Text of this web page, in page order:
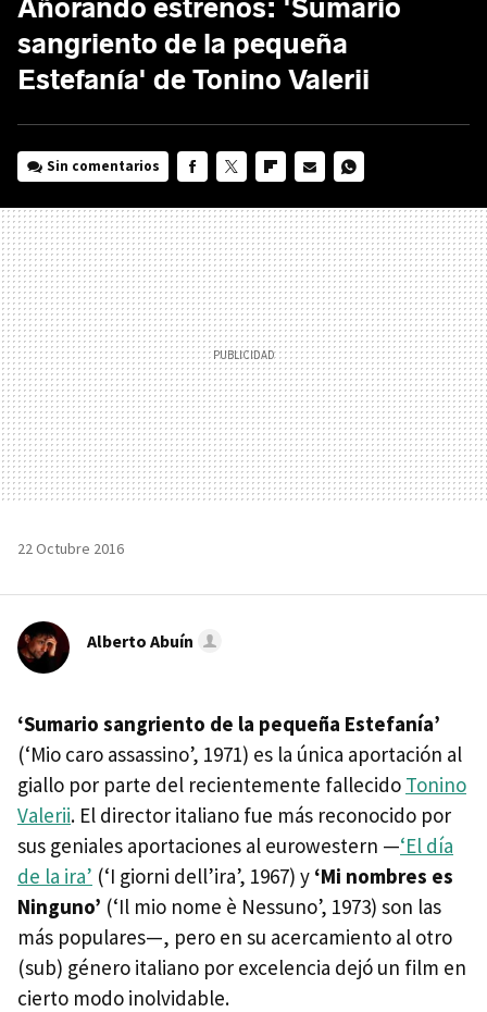
Añorando estrenos: 'Sumario
sangriento de la pequeña
Estefanía' de Tonino Valerii
Sin comentarios
MAIL
22 Octubre 2016
Alberto Abuín
‘Sumario sangriento de la pequeña Estefanía’
(‘Mio caro assassino’, 1971) es la única aportación al
giallo por parte del recientemente fallecido Tonino
Valerii. El director italiano fue más reconocido por
sus geniales aportaciones al eurowestern —‘El día
de la ira’ (‘I giorni dell’ira’, 1967) y ‘Mi nombres es
Ninguno’ (‘Il mio nome è Nessuno’, 1973) son las
más populares—, pero en su acercamiento al otro
(sub) género italiano por excelencia dejó un film en
cierto modo inolvidable.